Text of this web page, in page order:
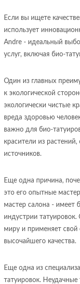
Если вы ищете
использует
Andre - идеальный
услуг, включая био-
Один из главных
к экологической
экологически чистые
вреда здоровью
важно для био-
красители из
источников.
Еще одна причина,
это его опытные
мастер салона - имеет
индустрии
миру и применяет свой
высочайшего качества.
Еще одна из
татуировок.